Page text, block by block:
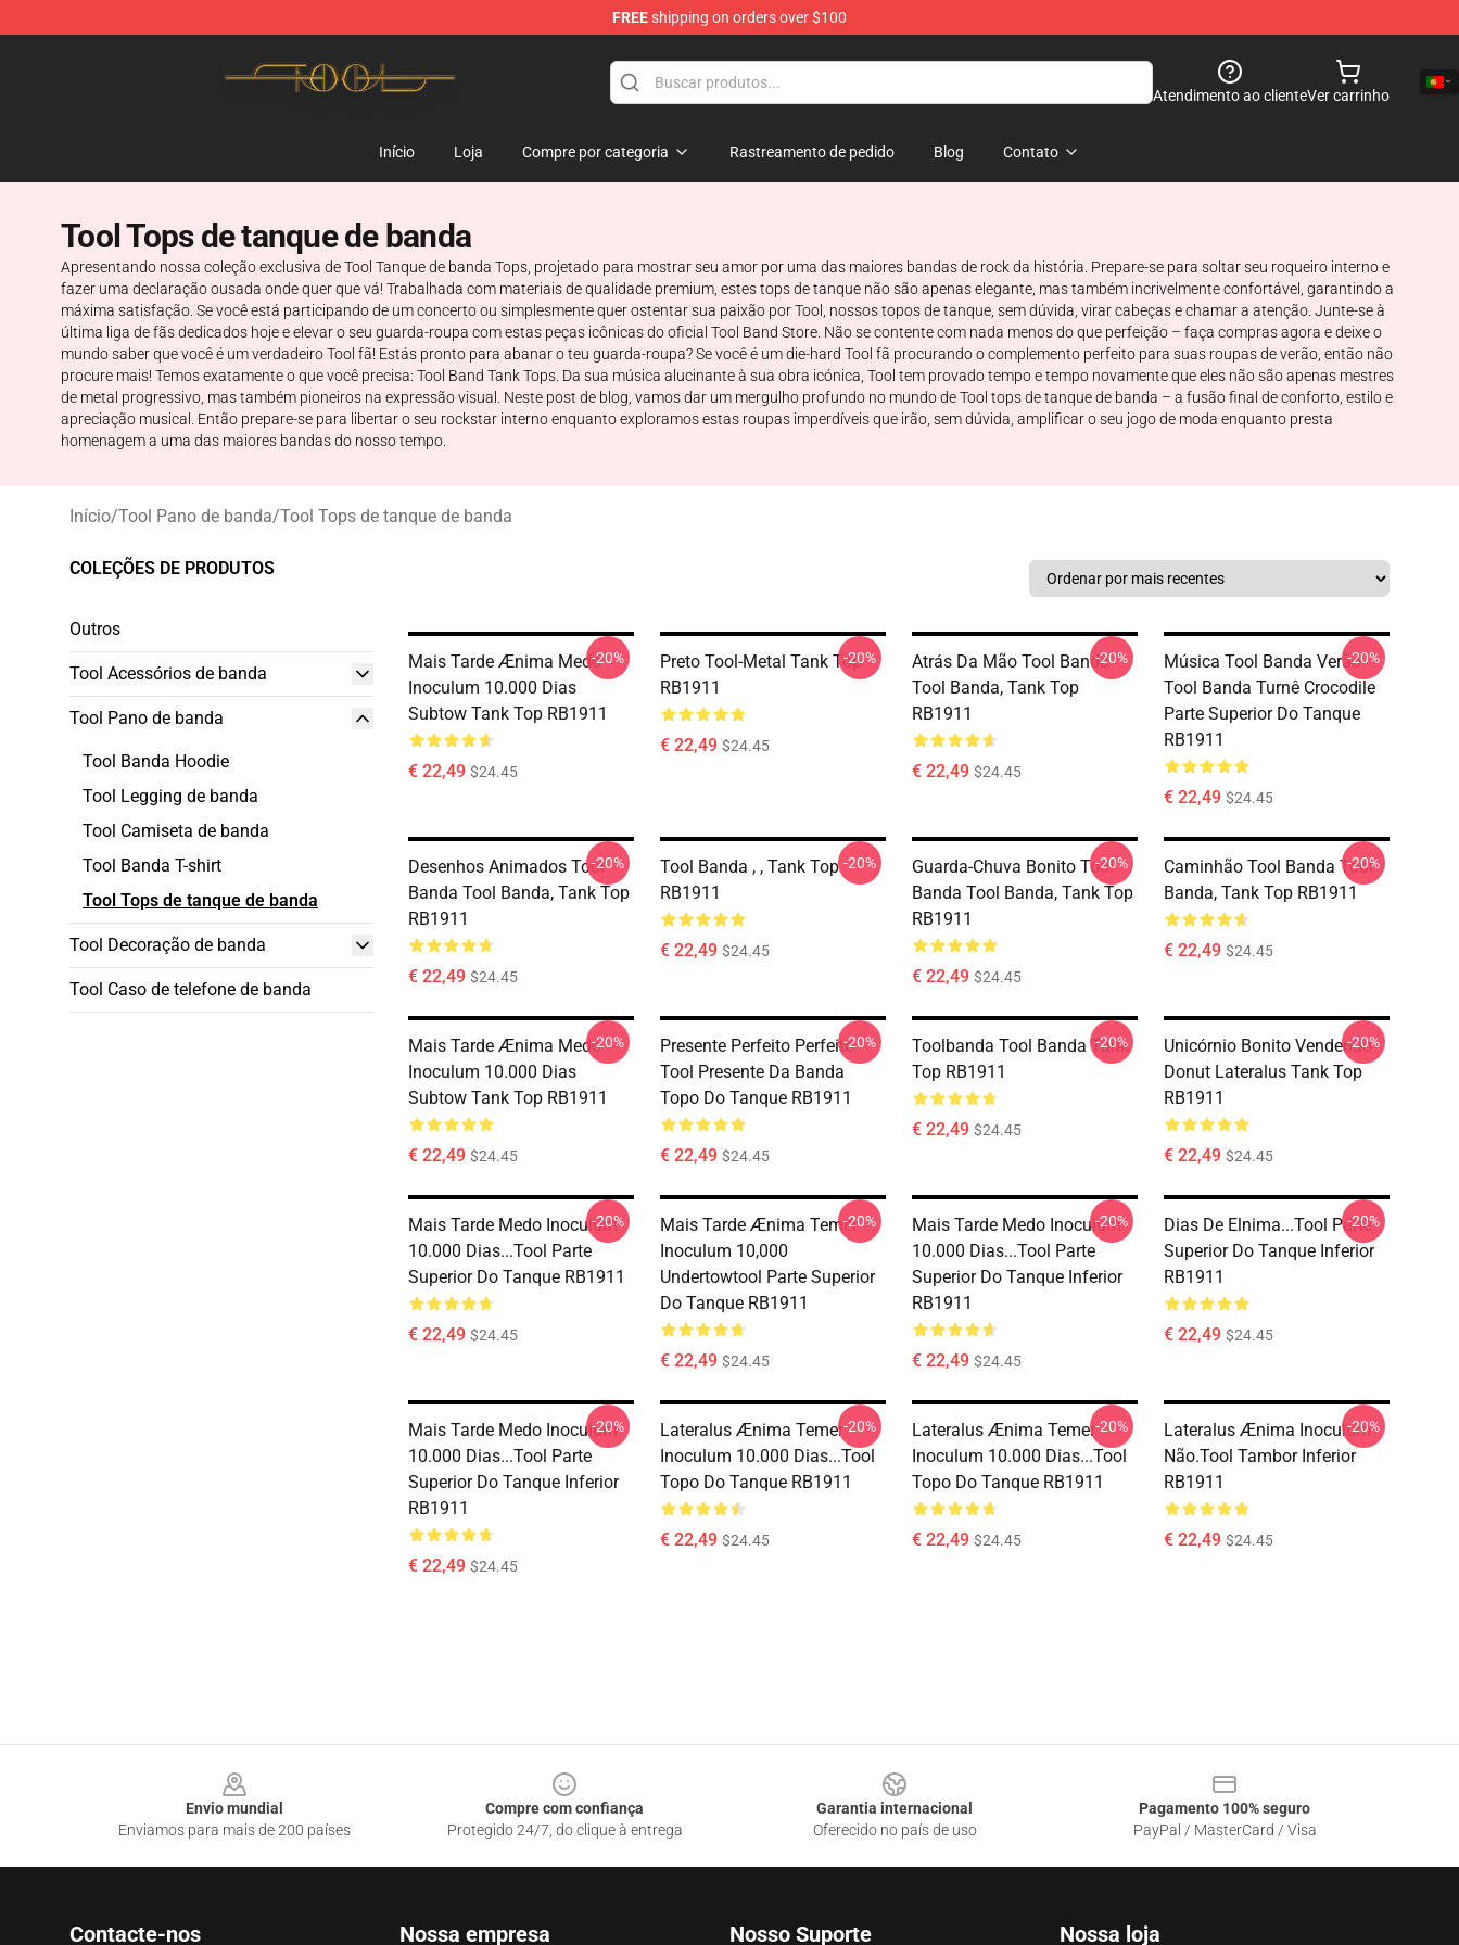
FREEshipping on orders over $100
Atendimento ao clienteVer carrinho
Início Loja Compre por categoria Rastreamento de pedido Blog Contato
Tool Tops de tanque de banda
Apresentando nossa coleção exclusiva de Tool Tanque de banda Tops, projetado para mostrar seu amor por uma das maiores bandas de rock da história. Prepare-se para soltar seu roqueiro interno e
fazer uma declaração ousada onde quer que vá! Trabalhada com materiais de qualidade premium, estes tops de tanque não são apenas elegante, mas também incrivelmente confortável, garantindo a
máxima satisfação. Se você está participando de um concerto ou simplesmente quer ostentar sua paixão por Tool, nossos topos de tanque, sem dúvida, virar cabeças e chamar a atenção. Junte-se à
última liga de fãs dedicados hoje e elevar o seu guarda-roupa com estas peças icônicas do oficial Tool Band Store. Não se contente com nada menos do que perfeição – faça compras agora e deixe o
mundo saber que você é um verdadeiro Tool fã! Estás pronto para abanar o teu guarda-roupa? Se você é um die-hard Tool fã procurando o complemento perfeito para suas roupas de verão, então não
procure mais! Temos exatamente o que você precisa: Tool Band Tank Tops. Da sua música alucinante à sua obra icónica, Tool tem provado tempo e tempo novamente que eles não são apenas mestres
de metal progressivo, mas também pioneiros na expressão visual. Neste post de blog, vamos dar um mergulho profundo no mundo de Tool tops de tanque de banda – a fusão final de conforto, estilo e
apreciação musical. Então prepare-se para libertar o seu rockstar interno enquanto exploramos estas roupas imperdíveis que irão, sem dúvida, amplificar o seu jogo de moda enquanto presta
homenagem a uma das maiores bandas do nosso tempo.
Início/Tool Pano de banda/Tool Tops de tanque de banda
COLEÇÕES DE PRODUTOS
Outros
Tool Acessórios de banda
Tool Pano de banda
Tool Banda Hoodie
Tool Legging de banda
Tool Camiseta de banda
Tool Banda T-shirt
Tool Tops de tanque de banda
Tool Decoração de banda
Tool Caso de telefone de banda
Mais Tarde Ænima Medo
Inoculum 10.000 Dias
Subtow Tank Top RB1911
€ 22,49 $24.45
-20%
Preto Tool-Metal Tank Top
RB1911
€ 22,49 $24.45
-20%
Atrás Da Mão Tool Banda
Tool Banda, Tank Top
RB1911
€ 22,49 $24.45
-20%
Música Tool Banda Verão
Tool Banda Turnê Crocodile
Parte Superior Do Tanque
RB1911
€ 22,49 $24.45
-20%
Desenhos Animados Tool
Banda Tool Banda, Tank Top
RB1911
€ 22,49 $24.45
-20%
Tool Banda , , Tank Top
RB1911
€ 22,49 $24.45
-20%
Guarda-Chuva Bonito Tool
Banda Tool Banda, Tank Top
RB1911
€ 22,49 $24.45
-20%
Caminhão Tool Banda Tool
Banda, Tank Top RB1911
€ 22,49 $24.45
-20%
Mais Tarde Ænima Medo
Inoculum 10.000 Dias
Subtow Tank Top RB1911
€ 22,49 $24.45
-20%
Presente Perfeito Perfeito
Tool Presente Da Banda
Topo Do Tanque RB1911
€ 22,49 $24.45
-20%
Toolbanda Tool Banda Tank
Top RB1911
€ 22,49 $24.45
-20%
Unicórnio Bonito Vendendo
Donut Lateralus Tank Top
RB1911
€ 22,49 $24.45
-20%
Mais Tarde Medo Inoculum
10.000 Dias...tool Parte
Superior Do Tanque RB1911
€ 22,49 $24.45
-20%
Mais Tarde Ænima Temer
Inoculum 10,000
Undertowtool Parte Superior
Do Tanque RB1911
€ 22,49 $24.45
-20%
Mais Tarde Medo Inoculum
10.000 Dias...tool Parte
Superior Do Tanque Inferior
RB1911
€ 22,49 $24.45
-20%
Dias De Elnima...tool Parte
Superior Do Tanque Inferior
RB1911
€ 22,49 $24.45
-20%
Mais Tarde Medo Inoculum
10.000 Dias...tool Parte
Superior Do Tanque Inferior
RB1911
€ 22,49 $24.45
-20%
Lateralus Ænima Temer
Inoculum 10.000 Dias...tool
Topo Do Tanque RB1911
€ 22,49 $24.45
-20%
Lateralus Ænima Temer
Inoculum 10.000 Dias...tool
Topo Do Tanque RB1911
€ 22,49 $24.45
-20%
Lateralus Ænima Inoculum -
Não.tool Tambor Inferior
RB1911
€ 22,49 $24.45
-20%
Envio mundial
Enviamos para mais de 200 países
Compre com confiança
Protegido 24/7, do clique à entrega
Garantia internacional
Oferecido no país de uso
Pagamento 100% seguro
PayPal / MasterCard / Visa
Contacte-nos Nossa empresa Nosso Suporte Nossa loja